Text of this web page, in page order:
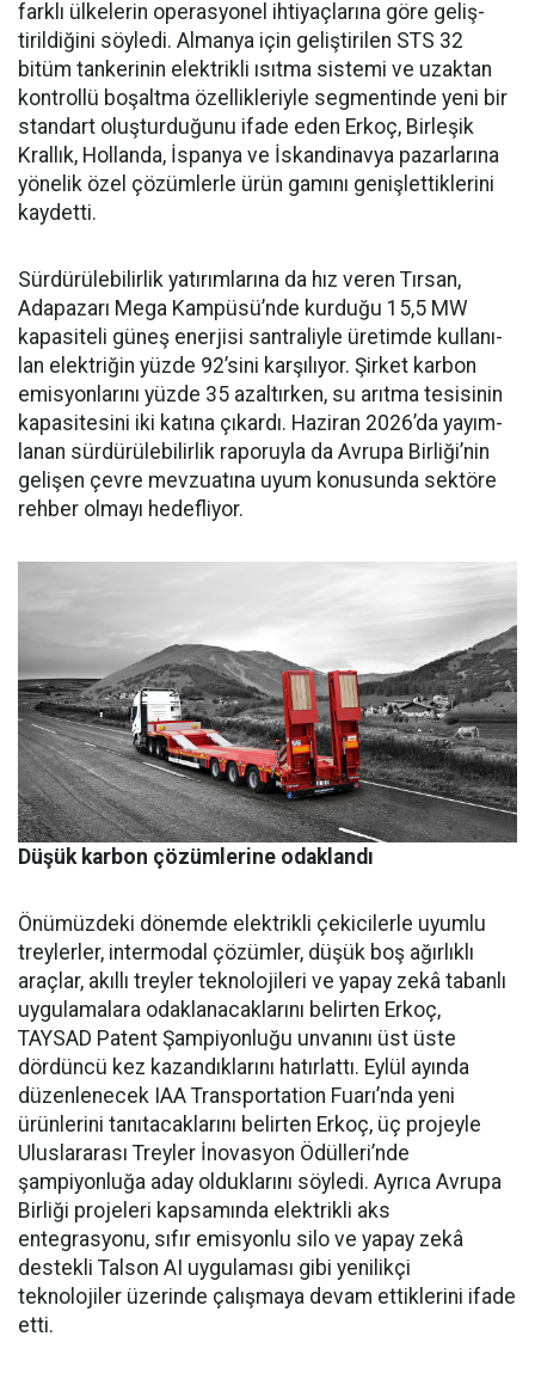
farklı ülkelerin ope­rasyonel ihtiyaçlarına göre geliş­
tirildiğini söyledi. Almanya için geliştirilen STS 32
bitüm tan­kerinin elektrikli ısıtma siste­mi ve uzaktan
kontrollü boşalt­ma özellikleriyle segmentinde yeni bir
standart oluşturduğunu ifade eden Erkoç, Birleşik
Kral­lık, Hollanda, İspanya ve İskan­dinavya pazarlarına
yönelik özel çözümlerle ürün gamını geniş­lettiklerini
kaydetti.
Sürdürülebilirlik yatırımları­na da hız veren Tırsan,
Adapaza­rı Mega Kampüsü’nde kurduğu 15,5 MW
kapasiteli güneş ener­jisi santraliyle üretimde kullanı­
lan elektriğin yüzde 92’sini karşı­lıyor. Şirket karbon
emisyonları­nı yüzde 35 azaltırken, su arıtma tesisinin
kapasitesini iki katına çıkardı. Haziran 2026’da yayım­
lanan sürdürülebilirlik raporuyla da Avrupa Birliği’nin
gelişen çev­re mevzuatına uyum konusunda sektöre
rehber olmayı hedefliyor.
Düşük karbon çözümlerine odaklandı
Önümüzdeki dönemde elektrikli çekicilerle uyumlu
treylerler, intermodal çözümler, düşük boş ağırlıklı
araçlar, akıllı treyler teknolojileri ve yapay zekâ tabanlı
uygulamalara odaklanacaklarını belirten Erkoç,
TAYSAD Patent Şampiyonluğu unvanını üst üste
dördüncü kez kazandıklarını hatırlattı. Eylül ayında
düzenlenecek IAA Transportation Fuarı’nda yeni
ürünlerini tanıtacaklarını belirten Erkoç, üç projeyle
Uluslararası Treyler İnovasyon Ödülleri’nde
şampiyonluğa aday olduklarını söyledi. Ayrıca Avrupa
Birliği projeleri kapsamında elektrikli aks
entegrasyonu, sıfır emisyonlu silo ve yapay zekâ
destekli Talson AI uygulaması gibi yenilikçi
teknolojiler üzerinde çalışmaya devam ettiklerini ifade
etti.